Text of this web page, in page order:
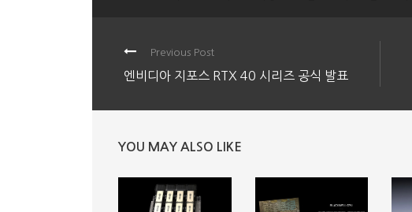
Previous Post
엔비디아 지포스 RTX 40 시리즈 공식 발표
YOU MAY ALSO LIKE